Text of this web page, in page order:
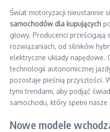
Świat motoryzacji nieustannie
samochodów dla kupujących
głowy. Producenci prześcigają
rozwiązaniach, od silników
elektryczne układy
technologii autonomicznej
pozostaje pieśnią przyszłości.
tymi trendami, aby podjąć
samochodu, który spełni
Nowe modele